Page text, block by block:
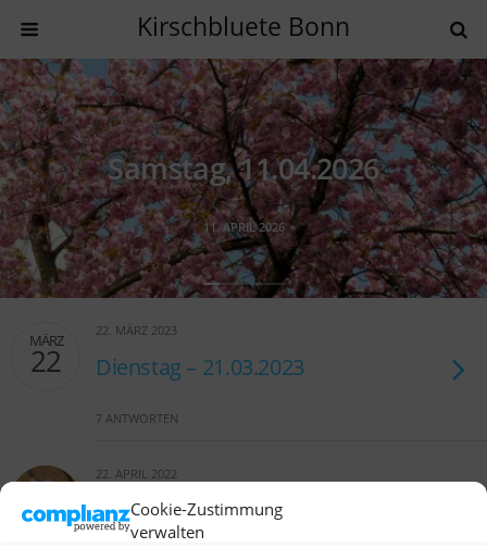
Cookie-Zustimmung
verwalten
Kirschbluete Bonn
11. APRIL 2026
Samstag, 11.04.2026
MÄRZ
22
22. MÄRZ 2023
Dienstag – 21.03.2023
7 ANTWORTEN
22. APRIL 2022
Freitag, 22.04.2022 – Es ist vorbei